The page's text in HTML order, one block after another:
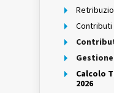
Contributi
Calcolo
2026